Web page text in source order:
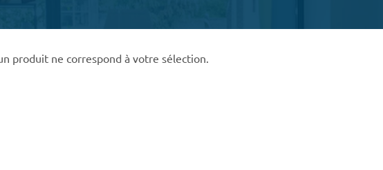
produit ne correspond à votre sélection.